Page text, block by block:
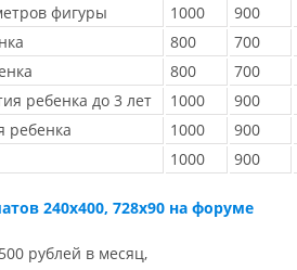
фигуры
1000 900
800 700
800 700
ребенка до 3 лет
1000 900
ребенка
1000 900
1000 900
240х400, 728x90 на форуме
рублей в месяц,